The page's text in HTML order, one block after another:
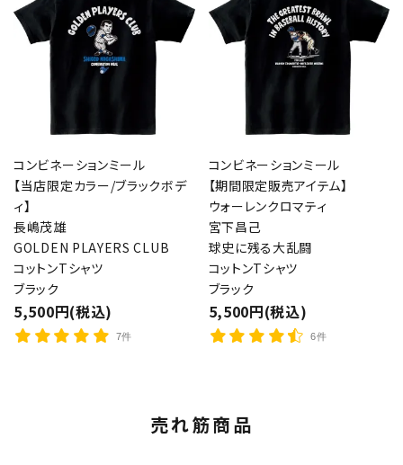
コンビネーションミール
【当店限定カラー/ブラックボデ
ィ】
長嶋茂雄
GOLDEN PLAYERS CLUB
コットンTシャツ
ブラック
5,500円(税込)
7件
コンビネーションミール
【期間限定販売アイテム】
ウォーレンクロマティ
宮下昌己
球史に残る大乱闘
コットンTシャツ
ブラック
5,500円(税込)
6件
売れ筋商品